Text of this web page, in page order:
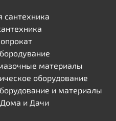
сантехника
материалы
оборудование
и материалы
и Дачи